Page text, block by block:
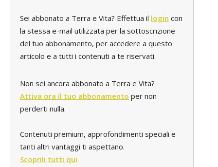
Sei abbonato a Terra e Vita? Effettua il login con
la stessa e-mail utilizzata per la sottoscrizione
del tuo abbonamento, per accedere a questo
articolo e a tutti i contenuti a te riservati.
Non sei ancora abbonato a Terra e Vita?
Attiva ora il tuo abbonamento per non
perderti nulla.
Contenuti premium, approfondimenti speciali e
tanti altri vantaggi ti aspettano.
Scoprili tutti qui